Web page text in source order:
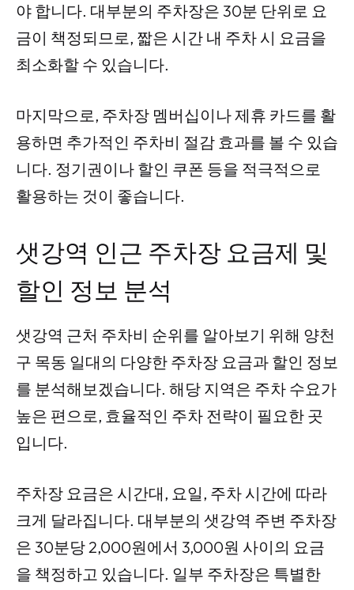
야 합니다. 대부분의 주차장은 30분 단위로 요
금이 책정되므로, 짧은 시간 내 주차 시 요금을
최소화할 수 있습니다.
마지막으로, 주차장 멤버십이나 제휴 카드를 활
용하면 추가적인 주차비 절감 효과를 볼 수 있습
니다. 정기권이나 할인 쿠폰 등을 적극적으로
활용하는 것이 좋습니다.
샛강역 인근 주차장 요금제 및
할인 정보 분석
샛강역 근처 주차비 순위를 알아보기 위해 양천
구 목동 일대의 다양한 주차장 요금과 할인 정보
를 분석해보겠습니다. 해당 지역은 주차 수요가
높은 편으로, 효율적인 주차 전략이 필요한 곳
입니다.
주차장 요금은 시간대, 요일, 주차 시간에 따라
크게 달라집니다. 대부분의 샛강역 주변 주차장
은 30분당 2,000원에서 3,000원 사이의 요금
을 책정하고 있습니다. 일부 주차장은 특별한